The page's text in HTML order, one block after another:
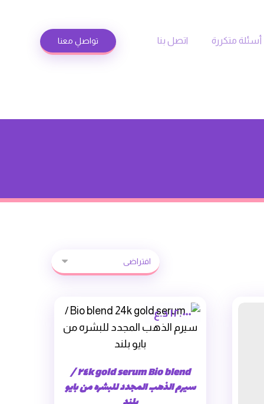
تواصلِ معنا أسئلة متكررة اتصل بنا
Bio blend ٢٤k gold serum /
سيرم الذهب المجدد للبشره من بايو
١٢.٠٠٠د.ع